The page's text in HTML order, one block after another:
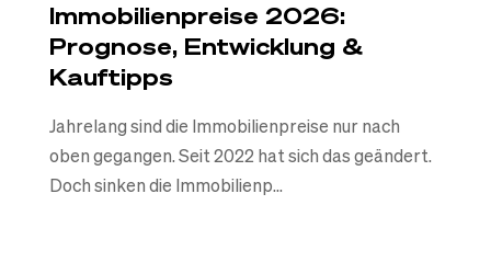
Immobilienpreise 2026:
Prognose, Entwicklung &
Kauftipps
Jahrelang sind die Immobilienpreise nur nach
oben gegangen. Seit 2022 hat sich das geändert.
Doch sinken die Immobilienp...